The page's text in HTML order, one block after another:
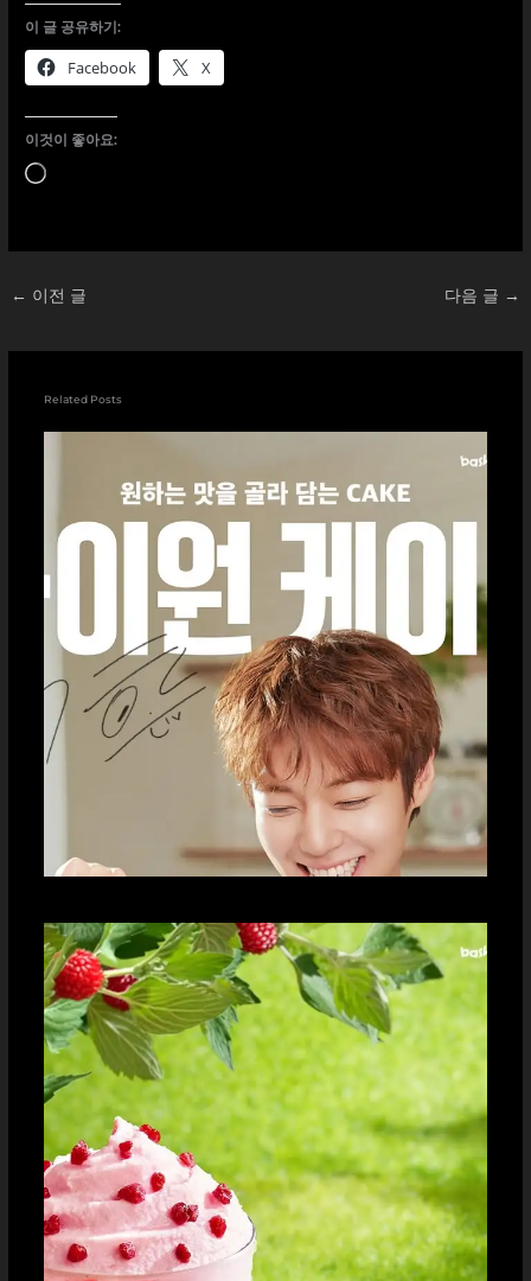
이 글 공유하기:
Facebook X
이것이 좋아요:
로
← 이전 글 다음 글 →
Related Posts